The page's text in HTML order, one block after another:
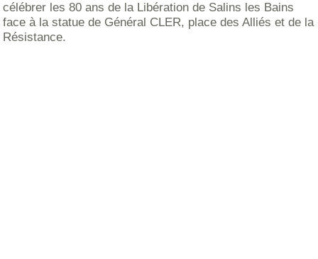
célébrer les 80 ans de la Libération de Salins les Bains
face à la statue de Général CLER, place des Alliés et de la
Résistance.